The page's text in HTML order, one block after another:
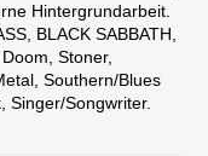
Hintergrundarbeit.
BLACK SABBATH,
Stoner,
Southern/Blues
Singer/Songwriter.